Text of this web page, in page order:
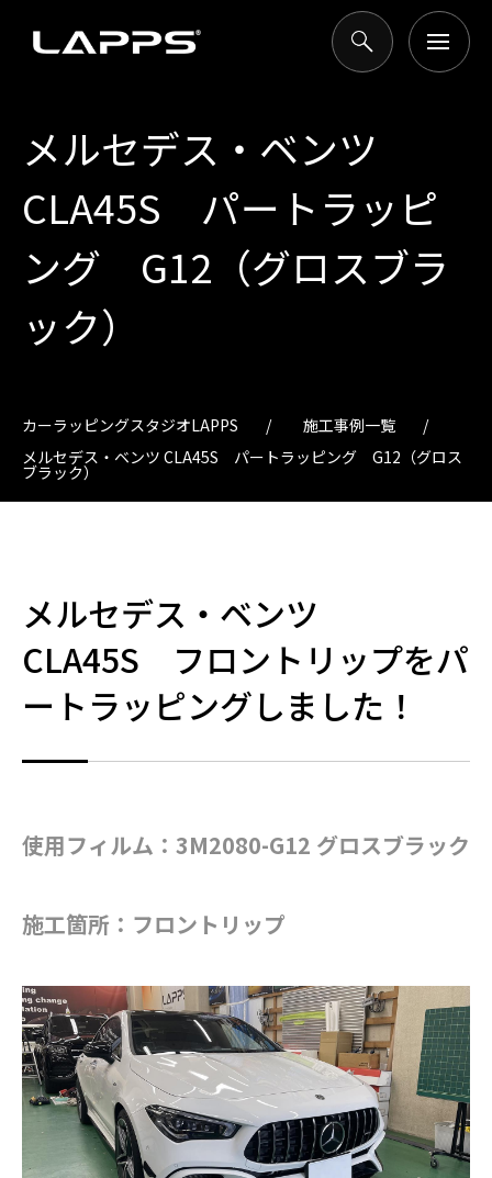
メルセデス・ベンツ
CLA45S パートラッピ
ング G12（グロスブラ
ック）
カーラッピングスタジオLAPPS
施工事例一覧
メルセデス・ベンツ CLA45S パートラッピング G12（グロス
ブラック）
メルセデス・ベンツ
CLA45S フロントリップをパ
ートラッピングしました！
使用フィルム：3M2080-G12 グロスブラック
施工箇所：フロントリップ